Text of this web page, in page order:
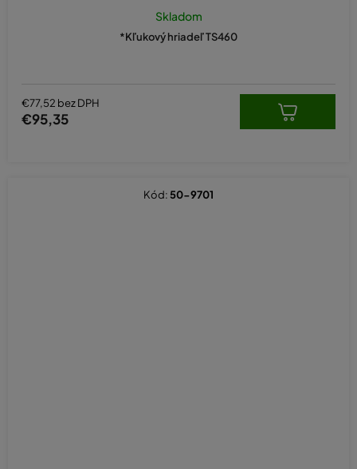
*Kľukový hriadeľ TS460
Skladom
€77,52 bez DPH
€95,35
Kód: 50-9701